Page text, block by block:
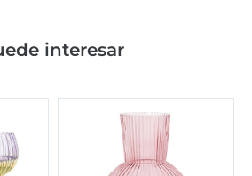
interesar